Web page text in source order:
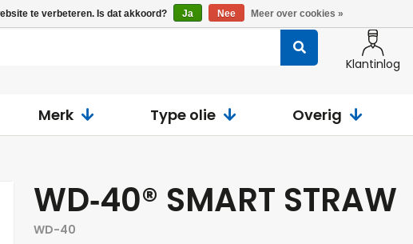
Klantinlog
Merk Type olie Overig
WD‑40® SMART STRAW
WD-40
te verbeteren. Is dat akkoord? Ja Nee Meer over cookies »